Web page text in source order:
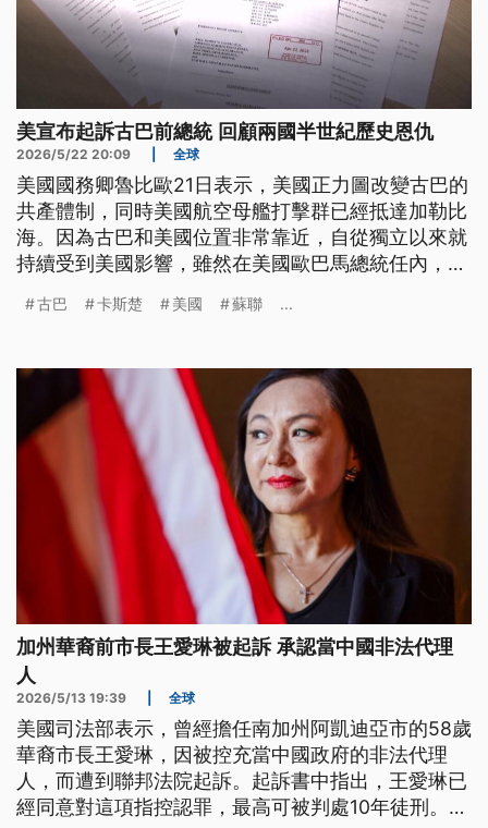
美宣布起訴古巴前總統 回顧兩國半世紀歷史恩仇
2026/5/22 20:09 全球
美國國務卿魯比歐21日表示，美國正力圖改變古巴的
共產體制，同時美國航空母艦打擊群已經抵達加勒比
海。因為古巴和美國位置非常靠近，自從獨立以來就
持續受到美國影響，雖然在美國歐巴馬總統任內，曾
又再度升溫。美國在本週舊案重提，起訴當年擔任古
巴政權的起手式。在川普極限施壓之下，古巴政府誓
言抵抗到底，並警告美國將會血流成河。
古巴 卡斯楚 美國 蘇聯 ...
加州華裔前市長王愛琳被起訴 承認當中國非法代理
人
2026/5/13 19:39 全球
美國司法部表示，曾經擔任南加州阿凱迪亞市的58歲
華裔市長王愛琳，因被控充當中國政府的非法代理
人，而遭到聯邦法院起訴。起訴書中指出，王愛琳已
經同意對這項指控認罪，最高可被判處10年徒刑。司